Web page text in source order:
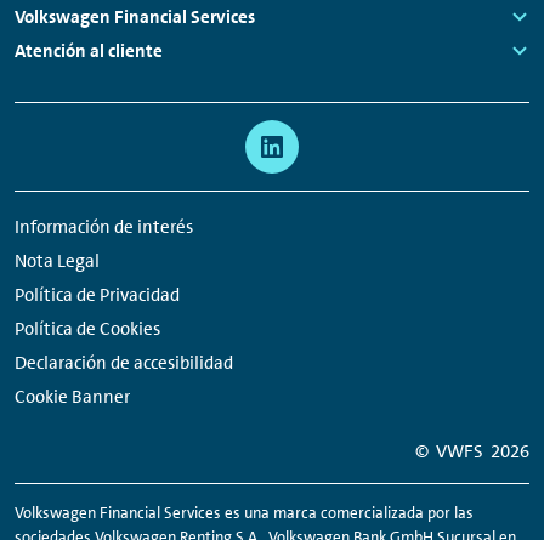
Links:
Volkswagen Financial Services
Links:
Atención al cliente
Información de interés
Nota Legal
Política de Privacidad
Política de Cookies
Declaración de accesibilidad
Cookie Banner
redes
sociales
© VWFS 2026
Volkswagen Financial Services es una marca comercializada por las